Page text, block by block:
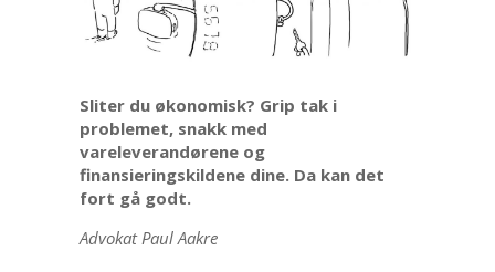
Sliter du økonomisk? Grip tak i
problemet, snakk med
vareleverandørene og
finansieringskildene dine. Da kan det
fort gå godt.
Advokat Paul Aakre